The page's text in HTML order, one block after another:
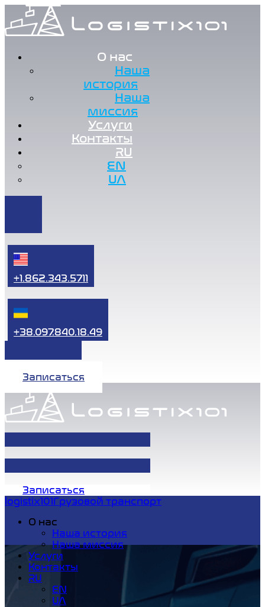
О нас
Наша
история
Наша
миссия
Услуги
Контакты
RU
EN
UA
+1.862.343.5711
+38.097.840.18.49
Записаться
Записаться
logistix101Грузовой транспорт
О нас
Наша история
Наша миссия
Услуги
Контакты
RU
EN
UA